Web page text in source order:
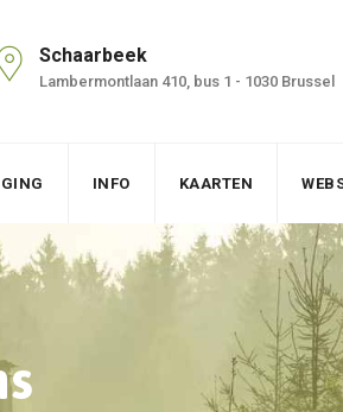
Schaarbeek
Lambermontlaan 410, bus 1 - 1030 Brussel
INFO KAARTEN